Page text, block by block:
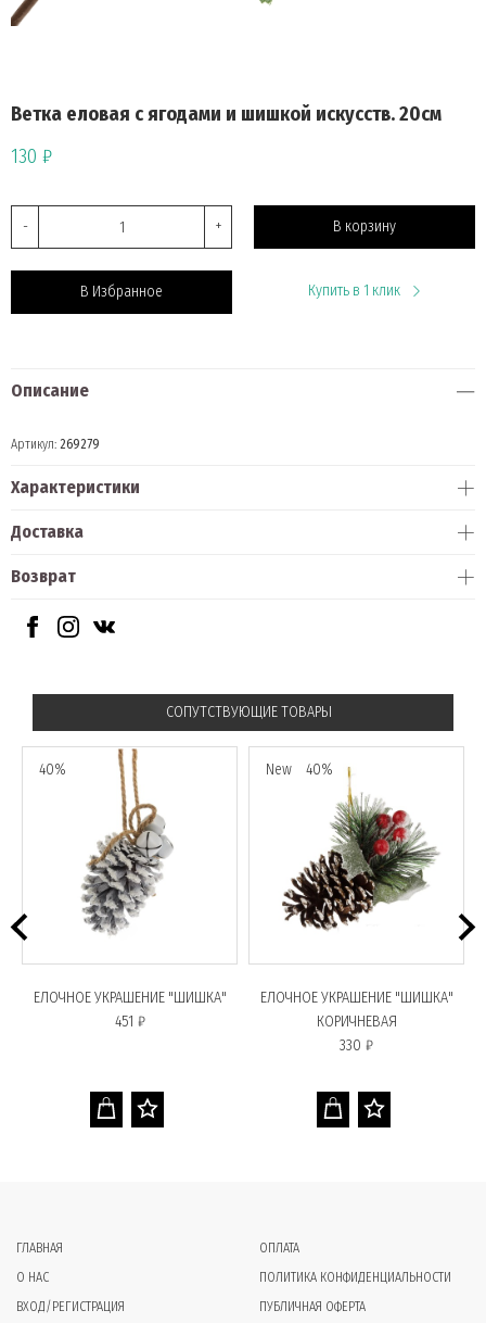
Ветка еловая с ягодами и шишкой искусств. 20см
130 ₽
- + В корзину
В Избранное Купить в 1 клик
Описание
Артикул: 269279
Характеристики
Доставка
Возврат
СОПУТСТВУЮЩИЕ ТОВАРЫ
40%
ЕЛОЧНОЕ УКРАШЕНИЕ "ШИШКА"
451 ₽
New 40%
ЕЛОЧНОЕ УКРАШЕНИЕ "ШИШКА"
КОРИЧНЕВАЯ
330 ₽
ГЛАВНАЯ
О НАС
ВХОД/РЕГИСТРАЦИЯ
ОПЛАТА
ПОЛИТИКА КОНФИДЕНЦИАЛЬНОСТИ
ПУБЛИЧНАЯ ОФЕРТА